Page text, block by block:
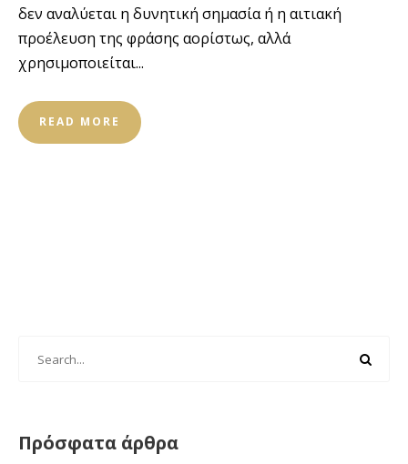
δεν αναλύεται η δυνητική σημασία ή η αιτιακή
προέλευση της φράσης αορίστως, αλλά
χρησιμοποιείται...
READ MORE
Πρόσφατα άρθρα